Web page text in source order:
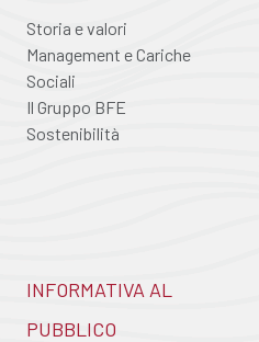
Storia e valori
Management e Cariche
Sociali
Il Gruppo BFE
Sostenibilità
INFORMATIVA AL
PUBBLICO